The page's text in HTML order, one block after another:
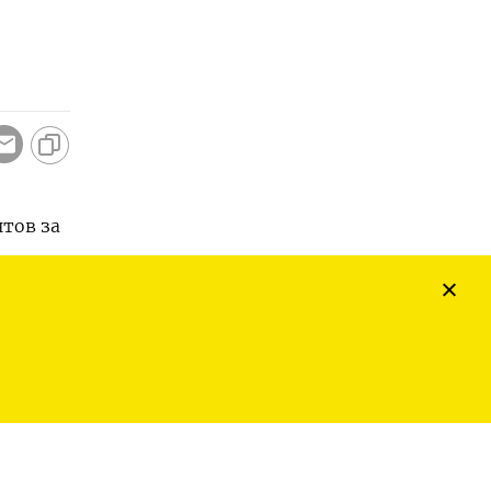
за
что